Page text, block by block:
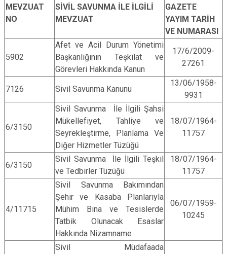
MEVZUAT
NO
SİVİL SAVUNMA İLE İLGİLİ
MEVZUAT
GAZETE
YAYIM TARİH
VE NUMARASI
5902
Afet ve Acil Durum Yönetimi
Başkanlığının Teşkilat ve
Görevleri Hakkında Kanun
17/6/2009-
27261
7126 Sivil Savunma Kanunu
13/06/1958-
9931
6/3150
Sivil Savunma İle İlgili Şahsi
Mükellefiyet, Tahliye ve
Seyrekleştirme, Planlama Ve
Diğer Hizmetler Tüzüğü
18/07/1964-
11757
6/3150
Sivil Savunma İle İlgili Teşkil
ve Tedbirler Tüzüğü
18/07/1964-
11757
4/11715
Sivil Savunma Bakımından
Şehir ve Kasaba Planlarıyla
Mühim Bina ve Tesislerde
Tatbik Olunacak Esaslar
Hakkında Nizamname
06/07/1959-
10245
Sivil Müdafaada